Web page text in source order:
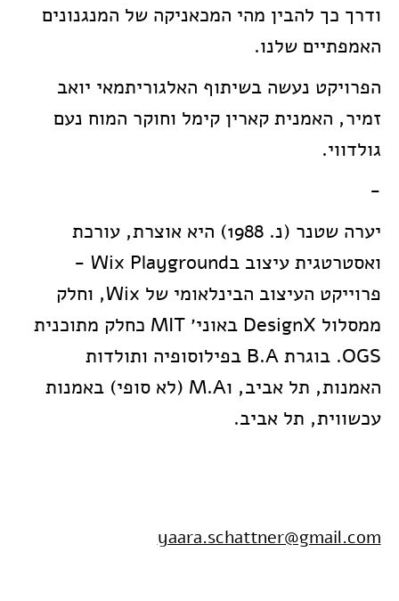
ודרך כך להבין מהי המכאניקה של המנגנונים
האמפתיים שלנו.
הפרויקט נעשה בשיתוף האלגוריתמאי יואב
זמיר, האמנית קארין קימל וחוקר המוח נעם
גולדווי.
-
יערה שטנר (נ. 1988) היא אוצרת, עורכת
ואסטרטגית עיצוב בWix Playground -
פרוייקט העיצוב הבינלאומי של Wix, וחלק
ממסלול DesignX באוני׳ MIT כחלק מתוכנית
OGS. בוגרת B.A בפילוסופיה ותולדות
האמנות, תל אביב, וM.A (לא סופי) באמנות
עכשווית, תל אביב.
yaara.schattner@gmail.com